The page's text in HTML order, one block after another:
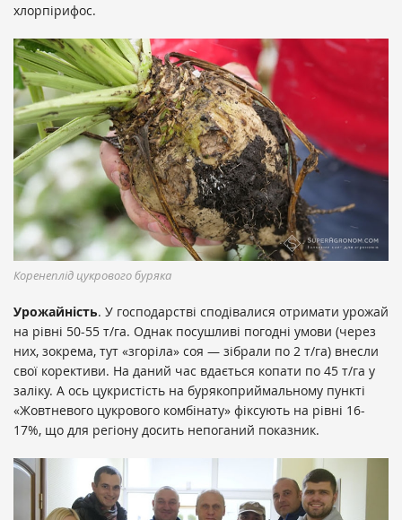
хлорпірифос.
Коренеплід цукрового буряка
Урожайність. У господарстві сподівалися отримати урожай
на рівні 50-55 т/га. Однак посушливі погодні умови (через
них, зокрема, тут «згоріла» соя — зібрали по 2 т/га) внесли
свої корективи. На даний час вдається копати по 45 т/га у
заліку. А ось цукристість на бурякоприймальному пункті
«Жовтневого цукрового комбінату» фіксують на рівні 16-
17%, що для регіону досить непоганий показник.